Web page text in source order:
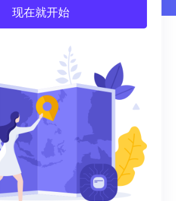
现在就开始